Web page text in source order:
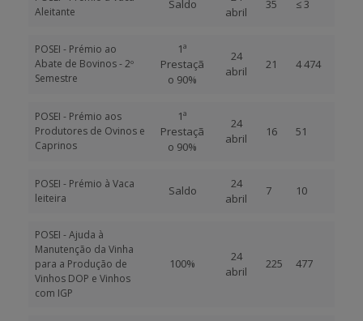
Aleitante
Saldo
abril
35 ≤ 3
POSEI - Prémio ao
Abate de Bovinos - 2º
Semestre
1ª
Prestaçã
o 90%
24
abril
21 4 474
POSEI - Prémio aos
Produtores de Ovinos e
Caprinos
1ª
Prestaçã
o 90%
24
abril
16 51
POSEI - Prémio à Vaca
leiteira
Saldo
24
abril
7 10
POSEI - Ajuda à
Manutenção da Vinha
para a Produção de
Vinhos DOP e Vinhos
com IGP
100%
24
abril
225 477